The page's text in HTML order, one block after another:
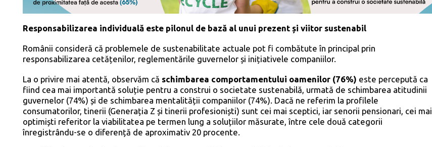
Responsabilizarea individuală este pilonul de bază al unui prezent și viitor sustenabil
Românii consideră că problemele de sustenabilitate actuale pot fi combătute în principal prin
responsabilizarea cetățenilor, reglementările guvernelor și inițiativele companiilor.
La o privire mai atentă, observăm că schimbarea comportamentului oamenilor (76%) este percepută ca
fiind cea mai importantă soluție pentru a construi o societate sustenabilă, urmată de schimbarea atitudinii
guvernelor (74%) și de schimbarea mentalității companiilor (74%). Dacă ne referim la profilele
consumatorilor, tinerii (Generația Z și tinerii profesioniști) sunt cei mai sceptici, iar senorii pensionari, cei mai
optimiști referitor la viabilitatea pe termen lung a soluțiilor măsurate, între cele două categorii
înregistrându-se o diferență de aproximativ 20 procente.